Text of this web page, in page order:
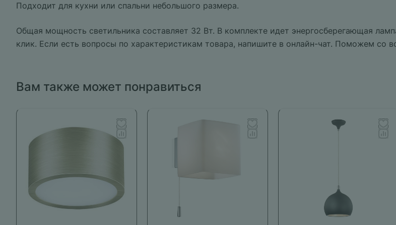
Подходит для кухни или спальни небольшого размера.
Общая мощность светильника составляет 32 Вт. В комплекте идет энергосберегающая
клик. Если есть вопросы по характеристикам товара, напишите в онлайн-чат. Поможем со
Вам также может понравиться